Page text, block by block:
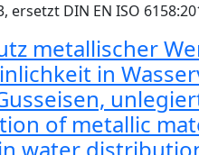
ersetzt DIN EN ISO
metallischer
in
of metallic